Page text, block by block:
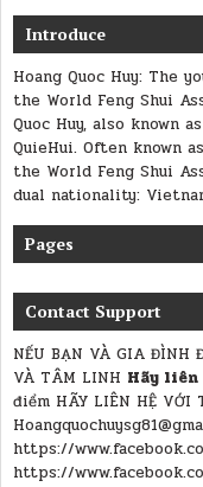
Introduce
Hoang Quoc Huy: The
the World Feng Shui
Quoc Huy, also known
QuieHui. Often known
the World Feng Shui
dual nationality:
Pages
Contact Support
NẾU BẠN VÀ GIA ĐÌNH
VÀ TÂM LINH Hãy liên
điểm HÃY LIÊN HỆ VỚI
https://
https://